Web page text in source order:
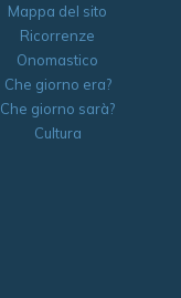
Mappa del sito
Ricorrenze
Onomastico
Che giorno era?
Che giorno sarà?
Cultura